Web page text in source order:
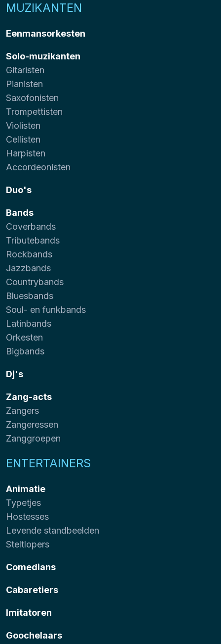
MUZIKANTEN
Eenmansorkesten
Solo-muzikanten
Gitaristen
Pianisten
Saxofonisten
Trompettisten
Violisten
Cellisten
Harpisten
Accordeonisten
Duo's
Bands
Coverbands
Tributebands
Rockbands
Jazzbands
Countrybands
Bluesbands
Soul- en funkbands
Latinbands
Orkesten
Bigbands
Dj's
Zang-acts
Zangers
Zangeressen
Zanggroepen
ENTERTAINERS
Animatie
Typetjes
Hostesses
Levende standbeelden
Steltlopers
Comedians
Cabaretiers
Imitatoren
Goochelaars